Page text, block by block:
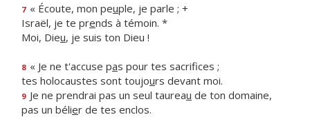
7 « Écoute, mon peuple, je parle ; +
Israël, je te prends à témoin. *
Moi, Dieu, je suis ton Dieu !
8 « Je ne t'accuse pas pour tes sacrifices ;
tes holocaustes sont toujours devant moi.
9 Je ne prendrai pas un seul taureau de ton domaine,
pas un bélier de tes enclos.